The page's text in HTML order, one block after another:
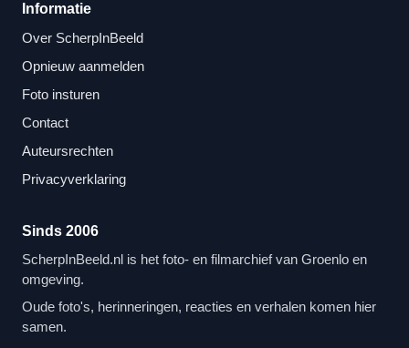
Informatie
Over ScherpInBeeld
Opnieuw aanmelden
Foto insturen
Contact
Auteursrechten
Privacyverklaring
Sinds 2006
ScherpInBeeld.nl is het foto- en filmarchief van Groenlo en
omgeving.
Oude foto's, herinneringen, reacties en verhalen komen hier
samen.